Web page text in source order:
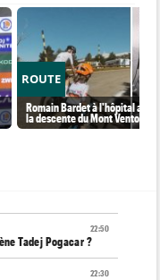
ROUTE
Romain Bardet à l'hôpital
la descente du Mont Ventoux
22:50
Tadej Pogacar ?
22:30